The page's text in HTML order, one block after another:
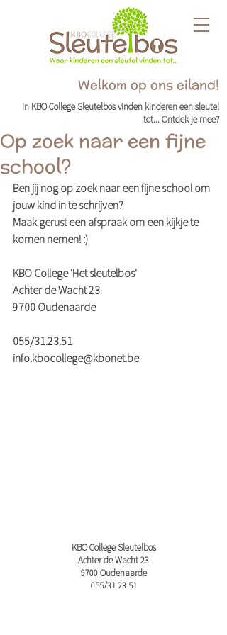
Welkom op ons eiland!
In KBO College Sleutelbos vinden kinderen een sleutel
tot... Ontdek je mee?
Op zoek naar een fijne
school?
Ben jij nog op zoek naar een fijne school om
jouw kind in te schrijven?
Maak gerust een afspraak om een kijkje te
komen nemen! :)
KBO College 'Het sleutelbos'
Achter de Wacht 23
9700 Oudenaarde
055/31.23.51
info.kbocollege@kbonet.be
KBO College Sleutelbos
Achter de Wacht 23
9700 Oudenaarde
055/31.23.51